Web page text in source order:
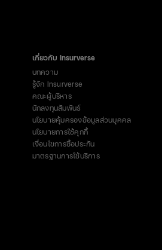
เกี่ยวกับ Insurverse
บทความ
รู้จัก Insurverse
คณะผู้บริหาร
นักลงทุนสัมพันธ์
นโยบายคุ้มครองข้อมูลส่วนบุคคล
นโยบายการใช้คุกกี้
เงื่อนไขการซื้อประกัน
มาตรฐานการใช้บริการ